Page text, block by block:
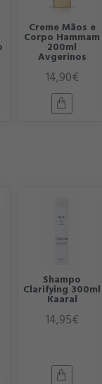
Creme Mãos e
Corpo Hammam
200ml
Avgerinos
14,90€
Shampo
Clarifying 300ml
Kaaral
14,95€